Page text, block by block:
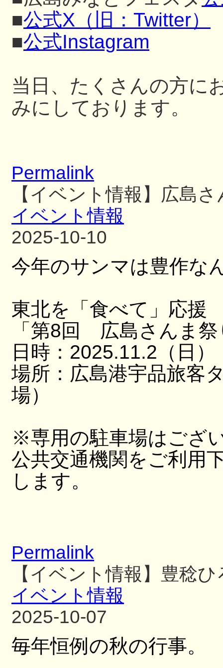
■公式X（旧：Twitter）
■公式Instagram
当日、たくさんの方に
みにしております。
Permalink
【イベント情報】広島
イベント情報
2025-10-10
今年のサンマは豊作な
東北を「食べて」応援
「第8回 広島さんま祭
日時：2025.11.2（日
場所：広島港宇品旅客
場）
※専用の駐車場はござ
公共交通機関をご利用
します。
Permalink
【イベント情報】豊稔
イベント情報
2025-10-07
毎年恒例の秋の行事。